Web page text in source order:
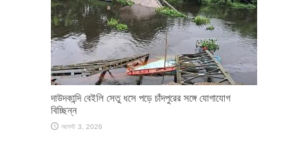
দাউদকান্দি বেইলি সেতু ধসে পড়ে চাঁদপুরের সঙ্গে যোগাযোগ
বিচ্ছিন্ন
আগস্ট 3, 2026